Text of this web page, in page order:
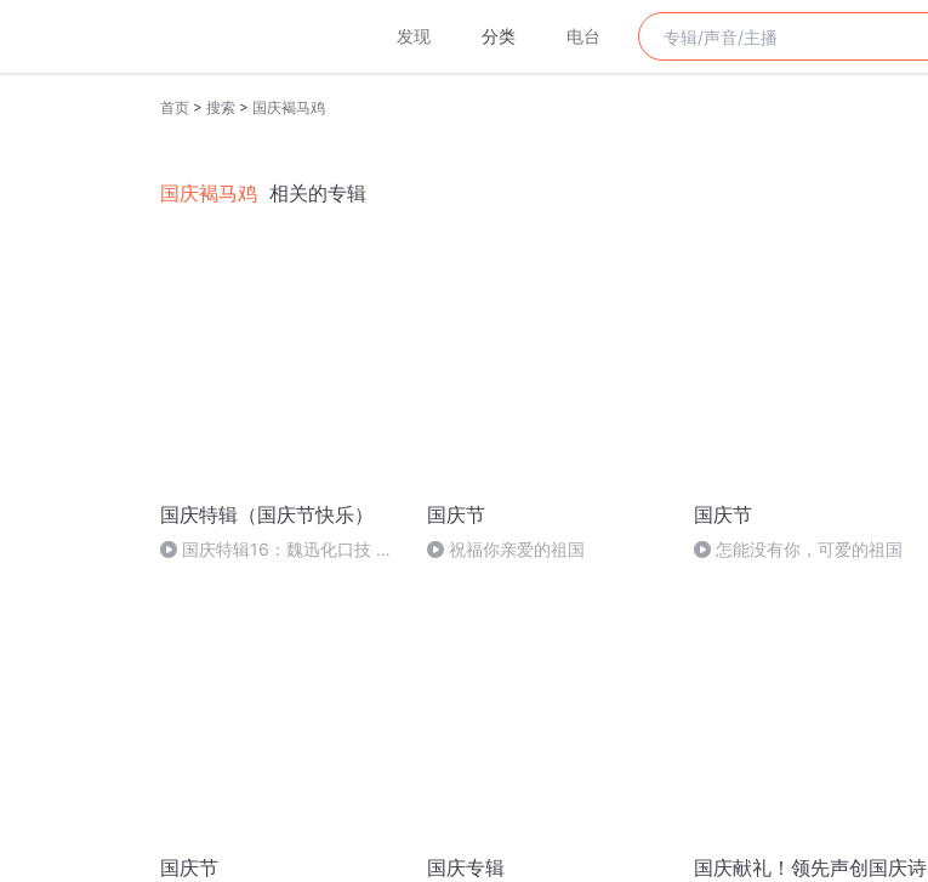
发现 分类 电台
首页 > 搜索 > 国庆褐马鸡
国庆褐马鸡 相关的专辑
国庆特辑（国庆节快乐）
国庆特辑16：魏迅化口技 二
国庆节
祝福你亲爱的祖国
国庆节
怎能没有你，可爱的祖国
国庆节 国庆专辑
国庆献礼！领先声创国庆诗